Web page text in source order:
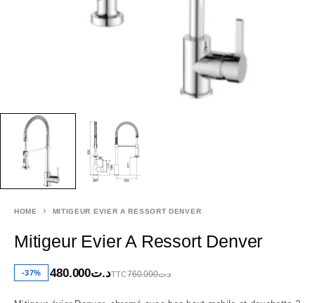
HOME MITIGEUR EVIER A RESSORT DENVER
Mitigeur Evier A Ressort Denver
-37% د.ت760.000 د.ت480.000 TTC